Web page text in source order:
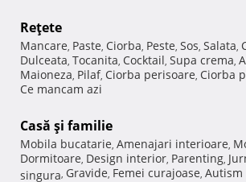
Reţete
Mancare, Paste, Ciorba, Peste, Sos, Salata,
Dulceata, Tocanita, Cocktail, Supa crema,
Maioneza, Pilaf, Ciorba perisoare, Ciorba
Ce mancam azi
Casă şi familie
Mobila bucatarie, Amenajari interioare,
Dormitoare, Design interior, Parenting,
singura, Gravide, Femei curajoase, Autism